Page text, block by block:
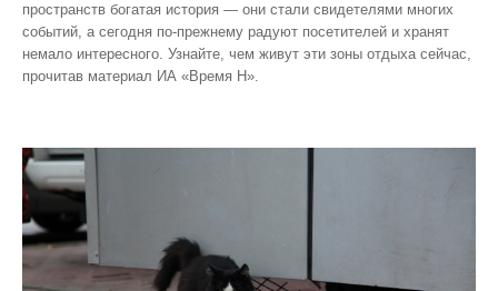
пространств богатая история — они стали свидетелями многих
событий, а сегодня по‑прежнему радуют посетителей и хранят
немало интересного. Узнайте, чем живут эти зоны отдыха сейчас,
прочитав материал ИА «Время Н».